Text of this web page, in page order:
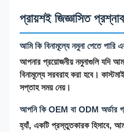
প্রায়শই জিজ্ঞাসিত
আমি কি বিনামূল্যে নমুনা পেতে পারি
আপনার প্রয়োজনীয় নমুনাগুলি যদি
বিনামূল্যে সরবরাহ করা হবে।
সপ্তাহ সময় নেয়।
আপনি কি OEM বা ODM অর্ডার
হ্যাঁ, একটি প্রস্তুতকারক হিসাবে,